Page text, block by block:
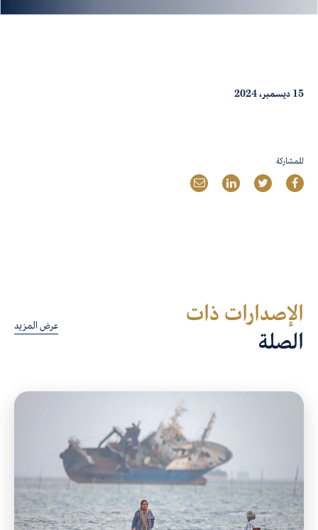
15 ديسمبر، 2024
للمشاركة
الإصدارات ذات
الصلة
عرض المزيد